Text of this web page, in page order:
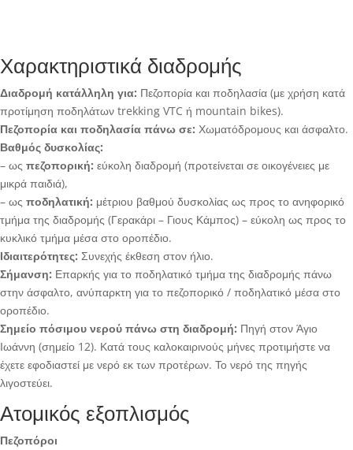
Χαρακτηριστικά διαδρομής
Διαδρομή κατάλληλη για: Πεζοπορία και ποδηλασία (με χρήση κατά
προτίμηση ποδηλάτων trekking VTC ή mountain bikes).
Πεζοπορία και ποδηλασία πάνω σε: Χωματόδρομους και άσφαλτο.
Βαθμός δυσκολίας:
– ως πεζοπορική: εύκολη διαδρομή (προτείνεται σε οικογένειες με
μικρά παιδιά),
– ως ποδηλατική: μέτριου βαθμού δυσκολίας ως προς το ανηφορικό
τμήμα της διαδρομής (Γερακάρι – Γιους Κάμπος) – εύκολη ως προς το
κυκλικό τμήμα μέσα στο οροπέδιο.
Ιδιαιτερότητες: Συνεχής έκθεση στον ήλιο.
Σήμανση: Επαρκής για το ποδηλατικό τμήμα της διαδρομής πάνω
στην άσφαλτο, ανύπαρκτη για το πεζοπορικό / ποδηλατικό μέσα στο
οροπέδιο.
Σημείο πόσιμου νερού πάνω στη διαδρομή: Πηγή στον Άγιο
Ιωάννη (σημείο 12). Κατά τους καλοκαιρινούς μήνες προτιμήστε να
έχετε εφοδιαστεί με νερό εκ των προτέρων. Το νερό της πηγής
λιγοστεύει.
Ατομικός εξοπλισμός
Πεζοπόροι